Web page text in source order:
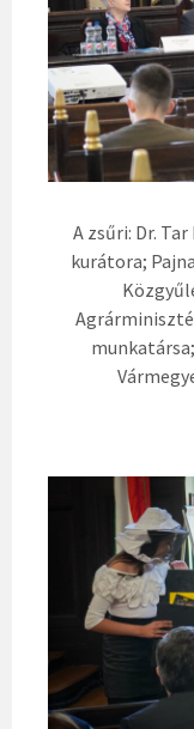
A zsűri: Dr.
kurátora;